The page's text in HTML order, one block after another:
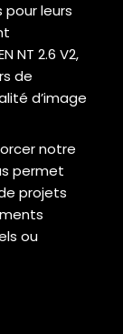
leurs
NT 2.6 V2,
de
d’image
notre
permet
projets
ou